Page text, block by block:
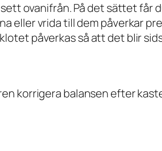
ovanifrån. På det sättet får
eller vrida till dem påverkar
påverkas så att det blir
korrigera balansen efter